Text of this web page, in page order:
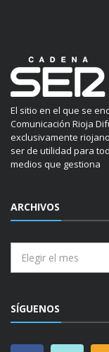
El sitio en el que se
Comunicación Rioja
exclusivamente
ser de utilidad para
medios que gestiona
ARCHIVOS
SÍGUENOS